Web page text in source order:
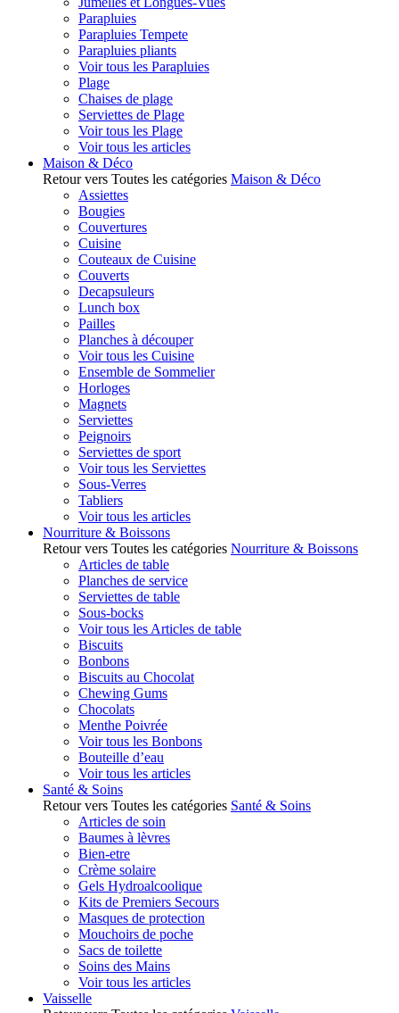
Parapluies
Parapluies Tempete
Parapluies pliants
Voir tous les Parapluies
Plage
Chaises de plage
Serviettes de Plage
Voir tous les Plage
Voir tous les articles
Maison & Déco
Retour vers Toutes les catégories Maison & Déco
Assiettes
Bougies
Couvertures
Cuisine
Couteaux de Cuisine
Couverts
Decapsuleurs
Lunch box
Pailles
Planches à découper
Voir tous les Cuisine
Ensemble de Sommelier
Horloges
Magnets
Serviettes
Peignoirs
Serviettes de sport
Voir tous les Serviettes
Sous-Verres
Tabliers
Voir tous les articles
Nourriture & Boissons
Retour vers Toutes les catégories Nourriture & Boissons
Articles de table
Planches de service
Serviettes de table
Sous-bocks
Voir tous les Articles de table
Biscuits
Bonbons
Biscuits au Chocolat
Chewing Gums
Chocolats
Menthe Poivrée
Voir tous les Bonbons
Bouteille d’eau
Voir tous les articles
Santé & Soins
Retour vers Toutes les catégories Santé & Soins
Articles de soin
Baumes à lèvres
Bien-etre
Crème solaire
Gels Hydroalcoolique
Kits de Premiers Secours
Masques de protection
Mouchoirs de poche
Sacs de toilette
Soins des Mains
Voir tous les articles
Vaisselle